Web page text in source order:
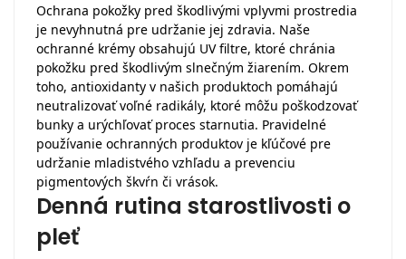
Ochrana pokožky pred škodlivými vplyvmi prostredia
je nevyhnutná pre udržanie jej zdravia. Naše
ochranné krémy obsahujú UV filtre, ktoré chránia
pokožku pred škodlivým slnečným žiarením. Okrem
toho, antioxidanty v našich produktoch pomáhajú
neutralizovať voľné radikály, ktoré môžu poškodzovať
bunky a urýchľovať proces starnutia. Pravidelné
používanie ochranných produktov je kľúčové pre
udržanie mladistvého vzhľadu a prevenciu
pigmentových škvŕn či vrások.
Denná rutina starostlivosti o
pleť